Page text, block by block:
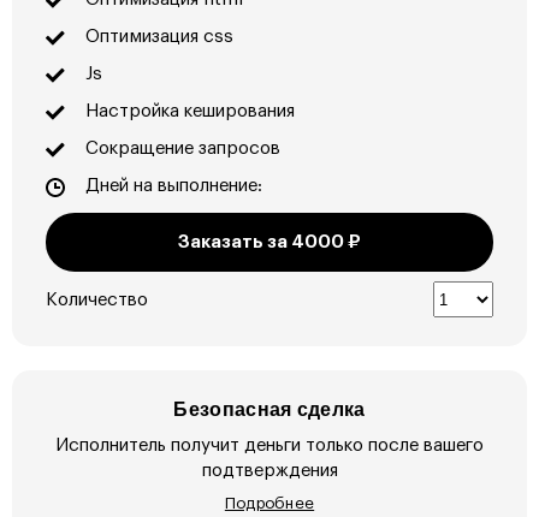
Оптимизация css
Js
Настройка кеширования
Сокращение запросов
Дней на выполнение:
Заказать за 4000 ₽
Количество
Безопасная сделка
Исполнитель получит деньги только после вашего
подтверждения
Подробнее